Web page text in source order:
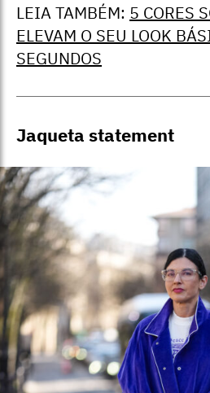
LEIA TAMBÉM: 5 CORES
ELEVAM O SEU LOOK
SEGUNDOS
Jaqueta statement